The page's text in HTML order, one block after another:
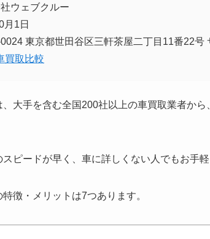
ウェブクルー
月1日
東京都世田谷区三軒茶屋二丁目11番22号
買取比較
、大手を含む全国200社以上の車買取業者か
ピードが早く、車に詳しくない人でもお手
徴・メリットは7つあります。